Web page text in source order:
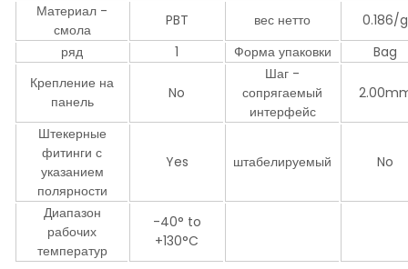
Материал -
смола
PBT вес нетто
0.186/g
ряд
1 Форма упаковки
Bag
Крепление на
панель
No
Шаг -
сопрягаемый
интерфейс
Штекерные
фитинги с
указанием
полярности
Yes штабелируемый No
Диапазон
рабочих
температур
-40° to
+130°C